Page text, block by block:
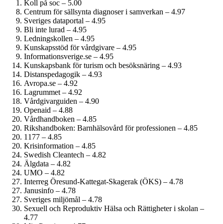
Koll på soc – 5.00
Centrum för sällsynta diagnoser i samverkan – 4.97
Sveriges dataportal – 4.95
Bli inte lurad – 4.95
Ledningskollen – 4.95
Kunskapsstöd för vårdgivare – 4.95
Informationsverige.se – 4.95
Kunskapsbank för turism och besöksnäring – 4.93
Distanspedagogik – 4.93
Avropa.se – 4.92
Lagrummet – 4.92
Vårdgivarguiden – 4.90
Openaid – 4.88
Vårdhandboken – 4.85
Rikshandboken: Barnhälsovård för professionen – 4.85
1177 – 4.85
Krisinformation – 4.85
Swedish Cleantech – 4.82
Älgdata – 4.82
UMO – 4.82
Interreg Öresund-Kattegat-Skagerak (ÖKS) – 4.78
Janusinfo – 4.78
Sveriges miljömål – 4.78
Sexuell och Reproduktiv Hälsa och Rättigheter i skolan –
4.77